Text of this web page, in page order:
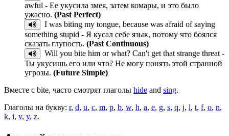
awful - Ее укусила змея, затем комары, и это было
ужасно. (Past Perfect)
I was biting my tongue, because was afraid of saying
something stupid - Я кусал себе язык, потому что боялся
сказать глупость. (Past Continuous)
Will you bite him or what? Can't get that strange threat -
Ты укусишь его или что? Не могу понять этой странной
угрозы. (Future Simple)
Вместе с bite, часто смотрят глаголы hide and sing.
Глаголы на букву: r, d, u, c, m, p, b, w, h, a, e, g, s, q, j, l, t, f, o, n,
k, i, v, y, z.